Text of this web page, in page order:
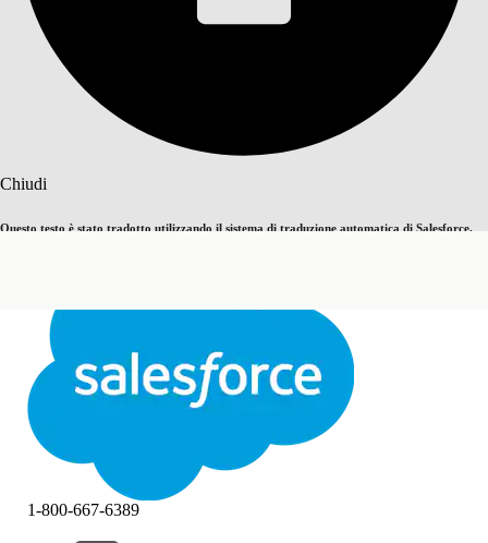
Chiudi
Questo testo è stato tradotto utilizzando il sistema di traduzione automatica di Salesforce.
Chiudi Chiudi
1-800-667-6389